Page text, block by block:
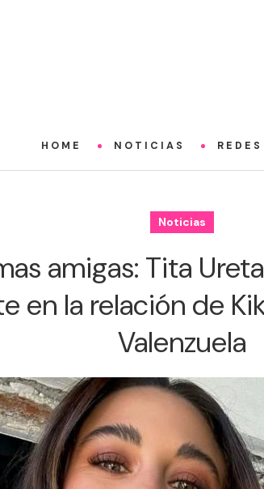
HOME NOTICIAS
Noticias
amigas: Tita
en la relación de
Valenzuela